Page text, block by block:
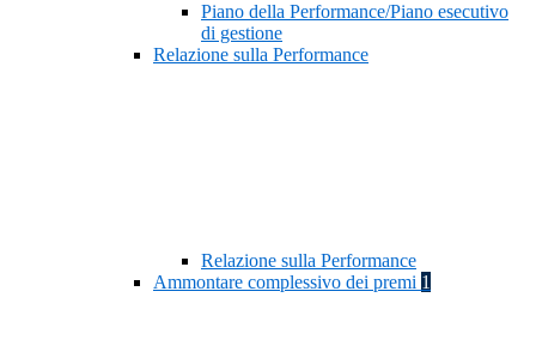
Piano della Performance/Piano esecutivo
di gestione
Relazione sulla Performance
Relazione sulla Performance
Ammontare complessivo dei premi 1